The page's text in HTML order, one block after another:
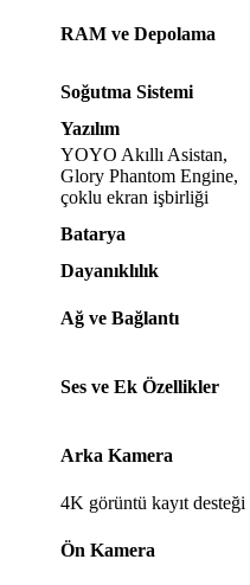
RAM ve Depolama
Soğutma Sistemi
Yazılım
YOYO Akıllı Asistan,
Glory Phantom Engine,
çoklu ekran işbirliği
Batarya
Dayanıklılık
Ağ ve Bağlantı
Ses ve Ek Özellikler
Arka Kamera
4K görüntü kayıt desteği
Ön Kamera